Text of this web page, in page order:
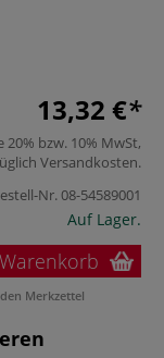
13,32 €
20% bzw. 10% MwSt,
Versandkosten.
Nr.08-54589001
Auf Lager.
Merkzettel